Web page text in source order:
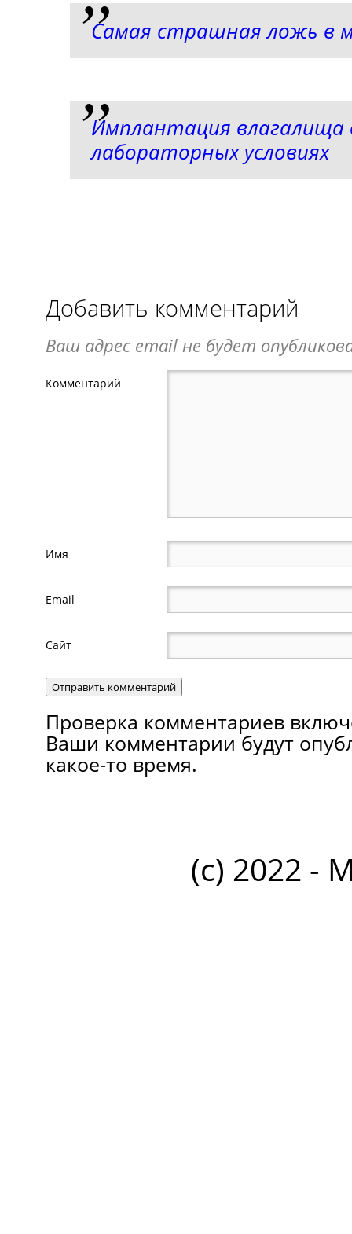
Самая страшная ложь в
Имплантация влагалища
лабораторных условиях
Добавить комментарий
Ваш адрес email не будет
Комментарий
Имя
Email
Сайт
Проверка комментариев
Ваши комментарии будут
какое-то время.
(c) 2022 -